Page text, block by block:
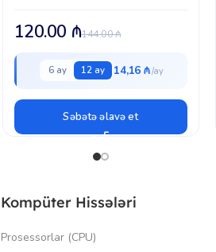
AWB + AGC +...
144.00₼
120.00 ₼
6 ay 12 ay 14,16 ₼
Səbətə əlavə et
Kompüter Hissələri
Prosessorlar (CPU)